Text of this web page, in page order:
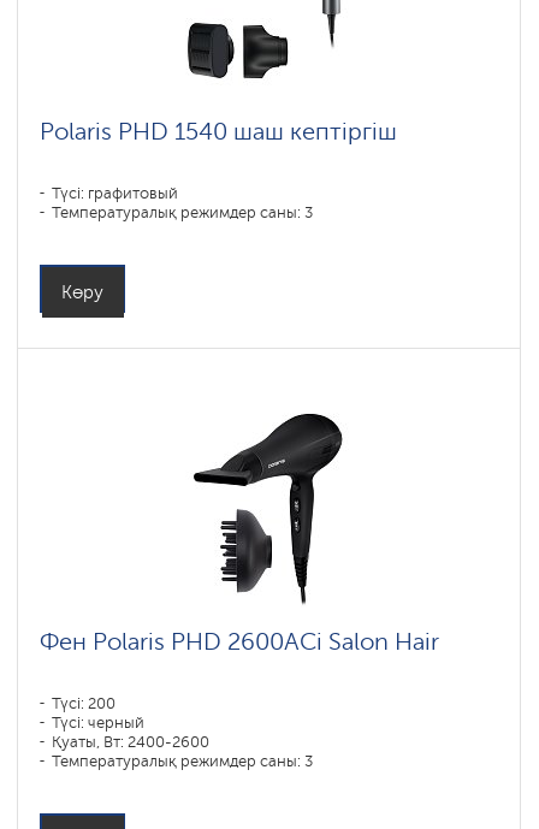
Polaris PHD 1540 шаш кептіргіш
Түсі: графитовый
Температуралық режимдер саны: 3
Көру
Фен Polaris PHD 2600AСi Salon Hair
Түсі: 200
Түсі: черный
Қуаты, Вт: 2400-2600
Температуралық режимдер саны: 3